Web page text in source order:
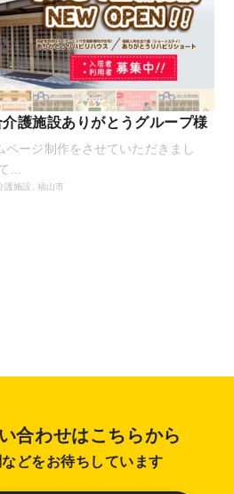
護施設ありがとうグループ様
ージ制作をさせていただきまし
…
護施設 福山市
合わせはこちらから
どをお待ちしています